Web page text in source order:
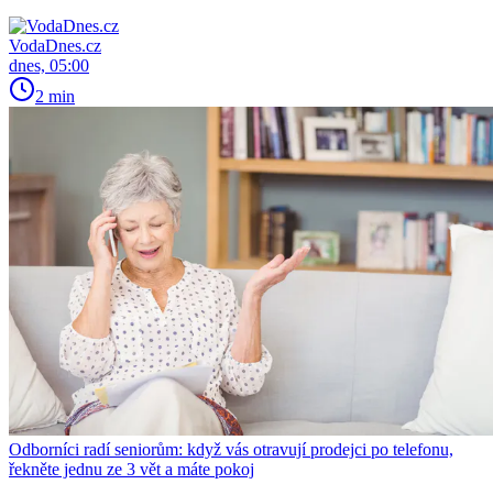
VodaDnes.cz
dnes, 05:00
2 min
Odborníci radí seniorům: když vás otravují prodejci po telefonu,
řekněte jednu ze 3 vět a máte pokoj